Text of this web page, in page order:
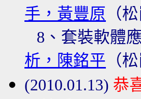
手，黃豐原 （
8、套裝軟體
析，陳銘平 （
(2010.01.13) 恭